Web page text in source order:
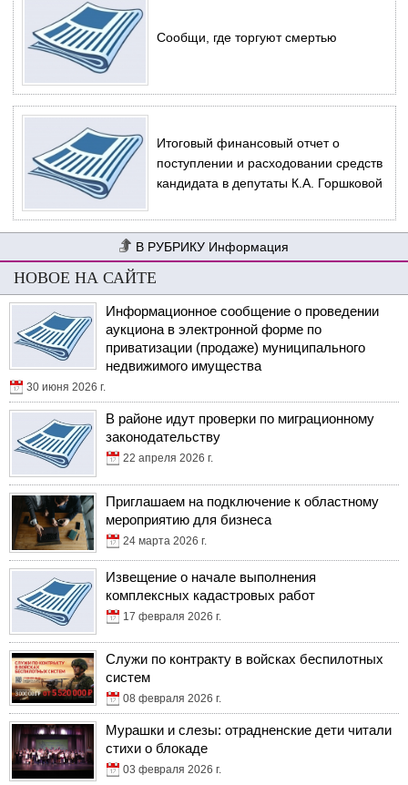
Сообщи, где торгуют смертью
Итоговый финансовый отчет о
поступлении и расходовании средств
кандидата в депутаты К.А. Горшковой
Информация
НОВОЕ НА САЙТЕ
Информационное сообщение о проведении
аукциона в электронной форме по
приватизации (продаже) муниципального
недвижимого имущества
30 июня 2026 г.
В районе идут проверки по миграционному
законодательству
22 апреля 2026 г.
Приглашаем на подключение к областному
мероприятию для бизнеса
24 марта 2026 г.
Извещение о начале выполнения
комплексных кадастровых работ
17 февраля 2026 г.
Служи по контракту в войсках беспилотных
систем
08 февраля 2026 г.
Мурашки и слезы: отрадненские дети читали
стихи о блокаде
03 февраля 2026 г.